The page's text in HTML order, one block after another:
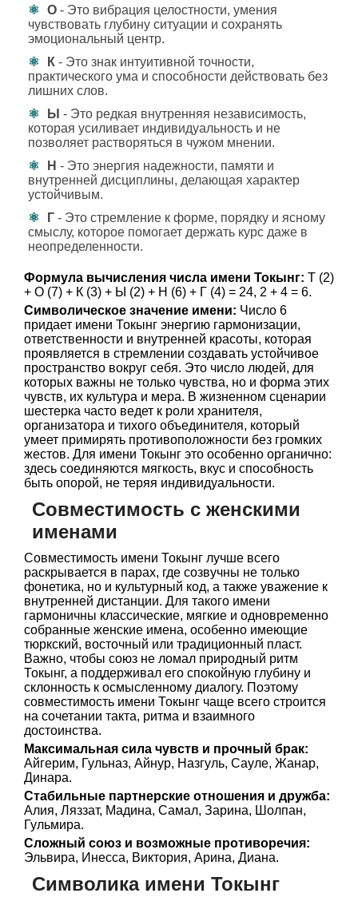
О - Это вибрация целостности, умения
чувствовать глубину ситуации и сохранять
эмоциональный центр.
К - Это знак интуитивной точности,
практического ума и способности действовать без
лишних слов.
Ы - Это редкая внутренняя независимость,
которая усиливает индивидуальность и не
позволяет растворяться в чужом мнении.
Н - Это энергия надежности, памяти и
внутренней дисциплины, делающая характер
устойчивым.
Г - Это стремление к форме, порядку и ясному
смыслу, которое помогает держать курс даже в
неопределенности.
Формула вычисления числа имени Токынг: Т (2)
+ О (7) + К (3) + Ы (2) + Н (6) + Г (4) = 24, 2 + 4 = 6.
Символическое значение имени: Число 6
придает имени Токынг энергию гармонизации,
ответственности и внутренней красоты, которая
проявляется в стремлении создавать устойчивое
пространство вокруг себя. Это число людей, для
которых важны не только чувства, но и форма этих
чувств, их культура и мера. В жизненном сценарии
шестерка часто ведет к роли хранителя,
организатора и тихого объединителя, который
умеет примирять противоположности без громких
жестов. Для имени Токынг это особенно органично:
здесь соединяются мягкость, вкус и способность
быть опорой, не теряя индивидуальности.
Совместимость с женскими
именами
Совместимость имени Токынг лучше всего
раскрывается в парах, где созвучны не только
фонетика, но и культурный код, а также уважение к
внутренней дистанции. Для такого имени
гармоничны классические, мягкие и одновременно
собранные женские имена, особенно имеющие
тюркский, восточный или традиционный пласт.
Важно, чтобы союз не ломал природный ритм
Токынг, а поддерживал его спокойную глубину и
склонность к осмысленному диалогу. Поэтому
совместимость имени Токынг чаще всего строится
на сочетании такта, ритма и взаимного
достоинства.
Максимальная сила чувств и прочный брак:
Айгерим, Гульназ, Айнур, Назгуль, Сауле, Жанар,
Динара.
Стабильные партнерские отношения и дружба:
Алия, Ляззат, Мадина, Самал, Зарина, Шолпан,
Гульмира.
Сложный союз и возможные противоречия:
Эльвира, Инесса, Виктория, Арина, Диана.
Символика имени Токынг